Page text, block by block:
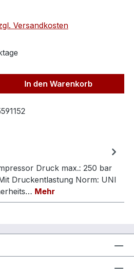
Versandkosten
Gib den
In den Warenkorb
Druck max.: 250 bar
Druckentlastung Norm: UNI
Mehr